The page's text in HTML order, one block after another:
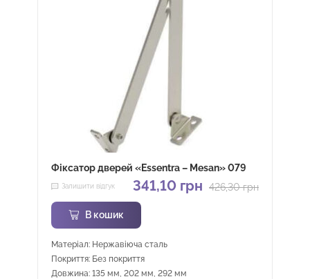
Фіксатор дверей «Essentra – Mesan» 079
Залишити відгук 341,10 грн 426,30грн
В кошик
Матеріал: Нержавіюча сталь
Покриття: Без покриття
Довжина: 135 мм, 202 мм, 292 мм